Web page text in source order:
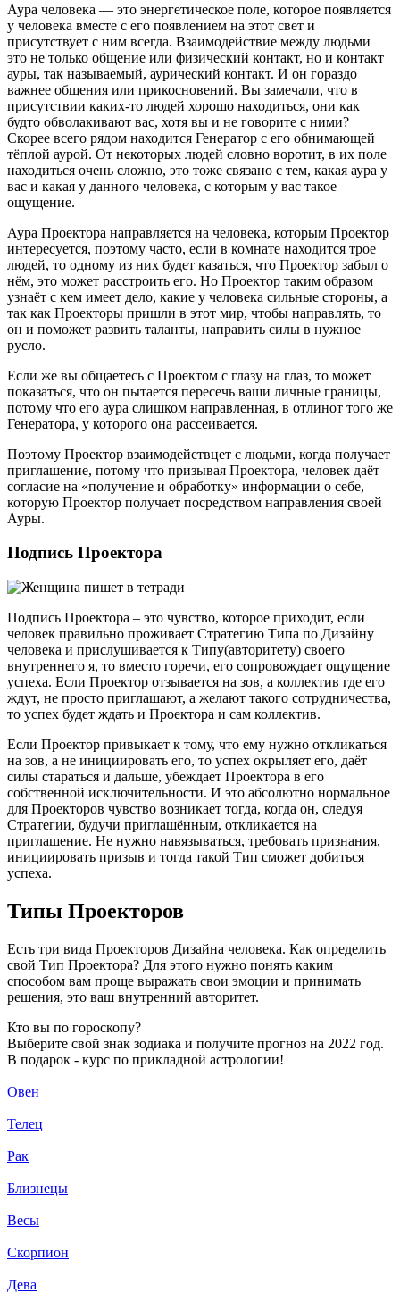
Аура человека — это энергетическое поле, которое появляется
у человека вместе с его появлением на этот свет и
присутствует с ним всегда. Взаимодействие между людьми
это не только общение или физический контакт, но и контакт
ауры, так называемый, аурический контакт. И он гораздо
важнее общения или прикосновений. Вы замечали, что в
присутствии каких-то людей хорошо находиться, они как
будто обволакивают вас, хотя вы и не говорите с ними?
Скорее всего рядом находится Генератор с его обнимающей
тёплой аурой. От некоторых людей словно воротит, в их поле
находиться очень сложно, это тоже связано с тем, какая аура у
вас и какая у данного человека, с которым у вас такое
ощущение.
Аура Проектора направляется на человека, которым Проектор
интересуется, поэтому часто, если в комнате находится трое
людей, то одному из них будет казаться, что Проектор забыл о
нём, это может расстроить его. Но Проектор таким образом
узнаёт с кем имеет дело, какие у человека сильные стороны, а
так как Проекторы пришли в этот мир, чтобы направлять, то
он и поможет развить таланты, направить силы в нужное
русло.
Если же вы общаетесь с Проектом с глазу на глаз, то может
показаться, что он пытается пересечь ваши личные границы,
потому что его аура слишком направленная, в отлинот того же
Генератора, у которого она рассеивается.
Поэтому Проектор взаимодействцет с людьми, когда получает
приглашение, потому что призывая Проектора, человек даёт
согласие на «получение и обработку» информации о себе,
которую Проектор получает посредством направления своей
Ауры.
Подпись Проектора
Подпись Проектора – это чувство, которое приходит, если
человек правильно проживает Стратегию Типа по Дизайну
человека и прислушивается к Типу(авторитету) своего
внутреннего я, то вместо горечи, его сопровождает ощущение
успеха. Если Проектор отзывается на зов, а коллектив где его
ждут, не просто приглашают, а желают такого сотрудничества,
то успех будет ждать и Проектора и сам коллектив.
Если Проектор привыкает к тому, что ему нужно откликаться
на зов, а не инициировать его, то успех окрыляет его, даёт
силы стараться и дальше, убеждает Проектора в его
собственной исключительности. И это абсолютно нормальное
для Проекторов чувство возникает тогда, когда он, следуя
Стратегии, будучи приглашённым, откликается на
приглашение. Не нужно навязываться, требовать признания,
инициировать призыв и тогда такой Тип сможет добиться
успеха.
Типы Проекторов
Есть три вида Проекторов Дизайна человека. Как определить
свой Тип Проектора? Для этого нужно понять каким
способом вам проще выражать свои эмоции и принимать
решения, это ваш внутренний авторитет.
Кто вы по гороскопу?
Выберите свой знак зодиака и получите прогноз на 2022 год.
В подарок - курс по прикладной астрологии!
Овен
Телец
Рак
Близнецы
Весы
Скорпион
Дева